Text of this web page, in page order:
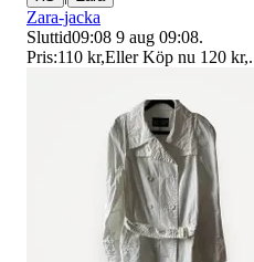
Zara-jacka
Sluttid09:08 9 aug 09:08.
Pris:110 kr,Eller Köp nu 120 kr,.